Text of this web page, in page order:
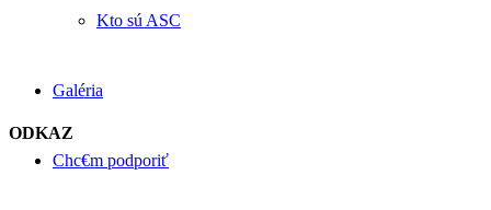
Kto sú ASC
Galéria
Chc€m podporiť
ODKAZ